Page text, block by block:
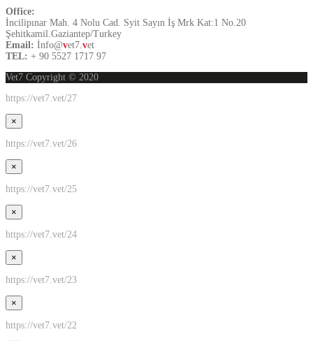
Office:
İncilipınar Mah. 4 Nolu Cad. Syit Sayın İş Mrk Kat:1 No.20
Şehitkamil.Gaziantep/Turkey
Email: İnfo@vet7.vet
TEL: + 90 5527 1717 97
Vet7 Copyright © 2020
https://vet7.vet/27
×
https://vet7.vet/26
×
https://vet7.vet/25
×
https://vet7.vet/24
×
https://vet7.vet/23
×
https://vet7.vet/22